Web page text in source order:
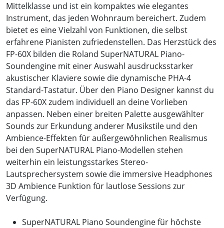
Mittelklasse und ist ein kompaktes wie elegantes
Instrument, das jeden Wohnraum bereichert. Zudem
bietet es eine Vielzahl von Funktionen, die selbst
erfahrene Pianisten zufriedenstellen. Das Herzstück des
FP-60X bilden die Roland SuperNATURAL Piano-
Soundengine mit einer Auswahl ausdrucksstarker
akustischer Klaviere sowie die dynamische PHA-4
Standard-Tastatur. Über den Piano Designer kannst du
das FP-60X zudem individuell an deine Vorlieben
anpassen. Neben einer breiten Palette ausgewählter
Sounds zur Erkundung anderer Musikstile und den
Ambience-Effekten für außergewöhnlichen Realismus
bei den SuperNATURAL Piano-Modellen stehen
weiterhin ein leistungsstarkes Stereo-
Lautsprechersystem sowie die immersive Headphones
3D Ambience Funktion für lautlose Sessions zur
Verfügung.
SuperNATURAL Piano Soundengine für höchste